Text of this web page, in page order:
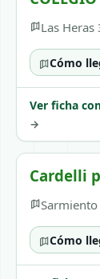
Las
Cómo
Ver ficha
→
Cardelli
Cómo